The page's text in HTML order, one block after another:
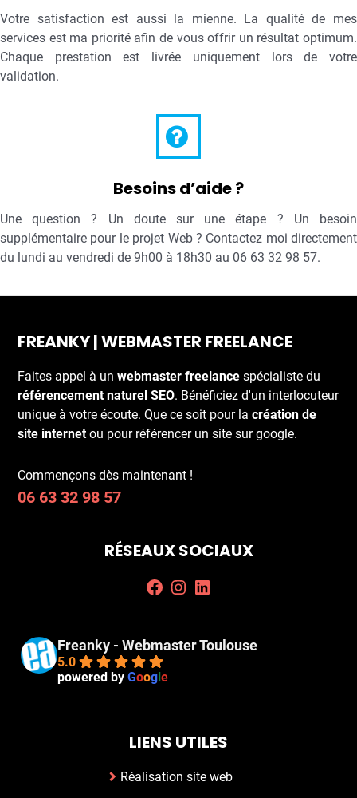
Votre satisfaction est aussi la mienne. La qualité de mes
services est ma priorité afin de vous offrir un résultat optimum.
Chaque prestation est livrée uniquement lors de votre
validation.
Besoins d’aide ?
Une question ? Un doute sur une étape ? Un besoin
supplémentaire pour le projet Web ? Contactez moi directement
du lundi au vendredi de 9h00 à 18h30 au 06 63 32 98 57.
FREANKY | WEBMASTER FREELANCE
Faites appel à unwebmaster freelance spécialiste du
référencement naturel SEO. Bénéficiez d'un interlocuteur
unique à votre écoute. Que ce soit pour lacréation de
site internetou pour référencer un site sur google.
Commençons dès maintenant !
06 63 32 98 57
RÉSEAUX SOCIAUX
Facebook
Instagram LinkedIn
Freanky - Webmaster Toulouse
5.0
powered byGoogle
LIENS UTILES
Réalisation site web